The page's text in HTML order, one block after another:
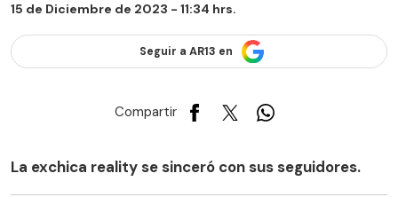
15 de Diciembre de 2023 - 11:34 hrs.
Seguir a AR13 en
Compartir
La exchica reality se sinceró con sus seguidores.